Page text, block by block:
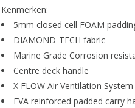
Kenmerken:
5mm closed cell FOAM
DIAMOND-TECH fabric
Marine Grade Corrosion
Centre deck handle
X FLOW Air Ventilation System
EVA reinforced padded carry